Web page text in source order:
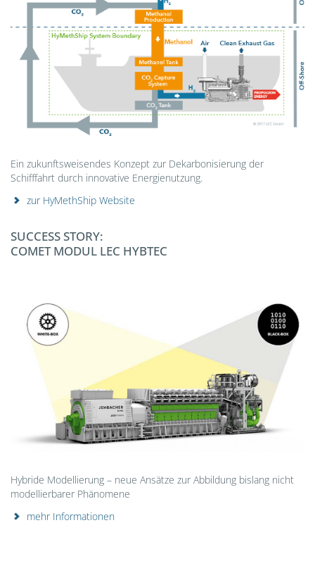
Ein zukunftsweisendes Konzept zur Dekarbonisierung der
Schifffahrt durch innovative Energienutzung.
zur HyMethShip Website
SUCCESS STORY:
COMET MODUL LEC HYBTEC
Hybride Modellierung – neue Ansätze zur Abbildung bislang nicht
modellierbarer Phänomene
mehr Informationen